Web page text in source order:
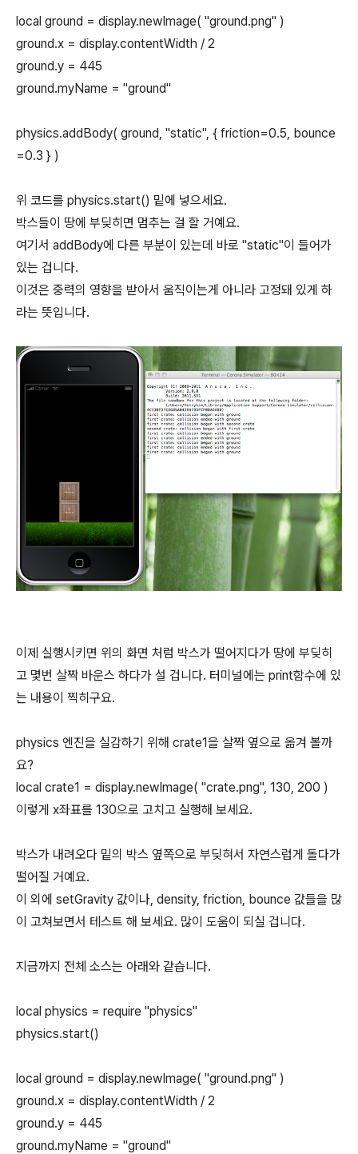
local ground = display.newImage( "ground.png" )
ground.x = display.contentWidth / 2
ground.y = 445
ground.myName = "ground"
physics.addBody( ground, "static", { friction=0.5, bounce
=0.3 } )
위 코드를 physics.start() 밑에 넣으세요.
박스들이 땅에 부딪히면 멈추는 걸 할 거예요.
여기서 addBody에 다른 부분이 있는데 바로 "static"이 들어가
있는 겁니다.
이것은 중력의 영향을 받아서 움직이는게 아니라 고정돼 있게 하
라는 뜻입니다.
이제 실행시키면 위의 화면 처럼 박스가 떨어지다가 땅에 부딪히
고 몇번 살짝 바운스 하다가 설 겁니다. 터미널에는 print함수에 있
는 내용이 찍히구요.
physics 엔진을 실감하기 위해 crate1을 살짝 옆으로 옮겨 볼까
요?
local crate1 = display.newImage( "crate.png", 130, 200 )
이렇게 x좌표를 130으로 고치고 실행해 보세요.
박스가 내려오다 밑의 박스 옆쪽으로 부딪혀서 자연스럽게 돌다가
떨어질 거예요.
이 외에 setGravity 값이나, density, friction, bounce 값들을 많
이 고쳐보면서 테스트 해 보세요. 많이 도움이 되실 겁니다.
지금까지 전체 소스는 아래와 같습니다.
local physics = require "physics"
physics.start()
local ground = display.newImage( "ground.png" )
ground.x = display.contentWidth / 2
ground.y = 445
ground.myName = "ground"